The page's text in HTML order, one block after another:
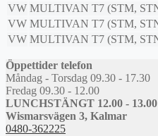
VW MULTIVAN T7 (STM,
VW MULTIVAN T7 (STM,
VW MULTIVAN T7 (STM,
Öppettider telefon
Måndag - Torsdag 09.30 - 17.30
Fredag 09.30 - 12.00
LUNCHSTÄNGT 12.00 - 13.00
Wismarsvägen 3, Kalmar
0480-362225